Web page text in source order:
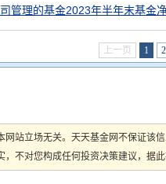
管理的基金2023年半年末基金
上一页 1 2
站立场无关。天天基金网不保证该
不对您构成任何投资决策建议，据